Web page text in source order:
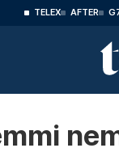
TELEX AFTER